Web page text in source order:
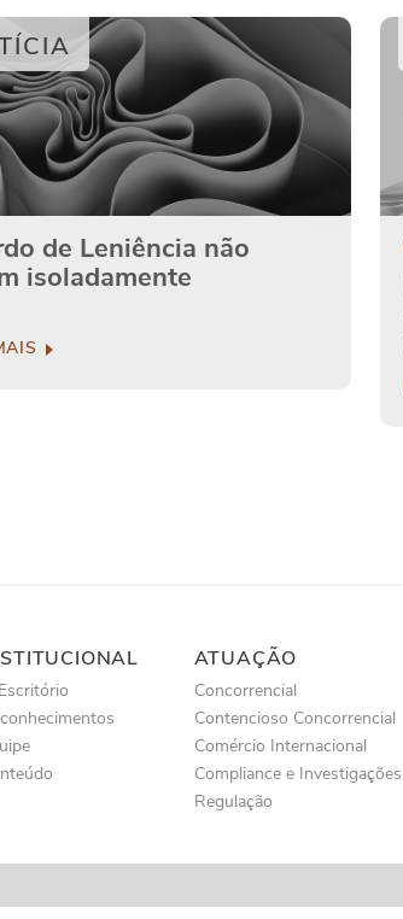
de Leniência não
isoladamente
ATUAÇÃO
Concorrencial
Contencioso Concorrencial
Comércio Internacional
Compliance e Investigações
Regulação